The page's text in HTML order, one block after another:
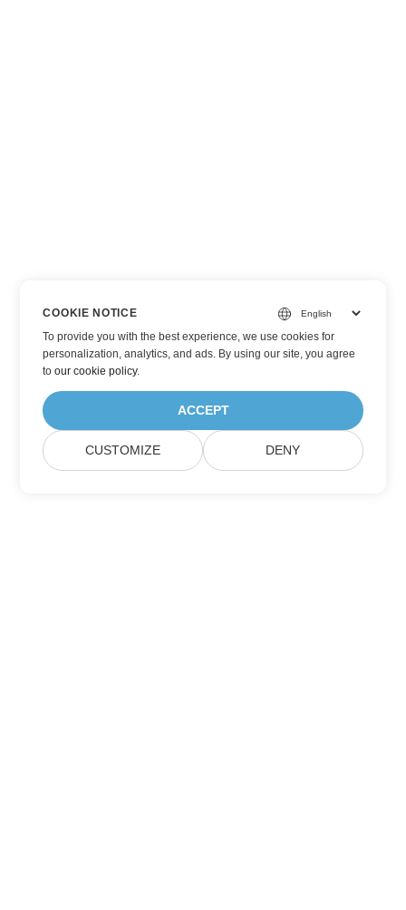
COOKIE NOTICE
To provide you with the best experience, we use cookies for
personalization, analytics, and ads. By using our site, you agree
toour cookie policy.
ACCEPT
CUSTOMIZE DENY